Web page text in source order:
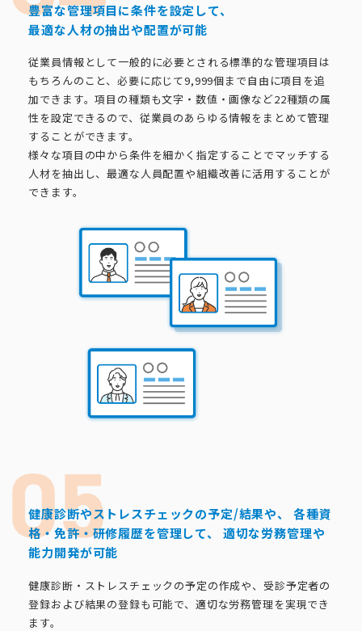
豊富な管理項目に条件を設定して、
最適な人材の抽出や配置が可能
従業員情報として一般的に必要とされる標準的な管理項目は
もちろんのこと、必要に応じて9,999個まで自由に項目を追
加できます。項目の種類も文字・数値・画像など22種類の属
性を設定できるので、従業員のあらゆる情報をまとめて管理
することができます。
様々な項目の中から条件を細かく指定することでマッチする
人材を抽出し、最適な人員配置や組織改善に活用することが
できます。
健康診断やストレスチェックの予定/結果や、
各種資
格・免許・研修履歴を管理して、
適切な労務管理や
能力開発が可能
健康診断・ストレスチェックの予定の作成や、受診予定者の
登録および結果の登録も可能で、適切な労務管理を実現でき
ます。